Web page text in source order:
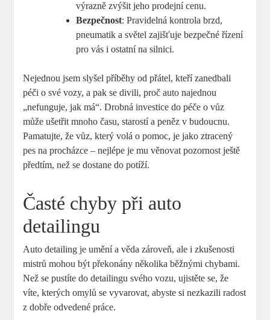
výrazně zvýšit jeho prodejní ⁣cenu.
Bezpečnost: Pravidelná kontrola⁤ brzd,
pneumatik a světel​ zajišťuje bezpečné ⁣řízení
pro vás i ostatní na silnici.
Nejednou‌ jsem slyšel příběhy od přátel,‍ kteří zanedbali
péči​ o své vozy, a ⁤pak se divili, proč auto najednou​
„nefunguje, jak⁢ má“.‌ Drobná investice do péče o vůz
může ušetřit⁢ mnoho času, starostí a peněz v budoucnu.
Pamatujte, že vůz, který ‍volá o pomoc, je jako ztracený
pes na ​procházce –⁤ nejlépe je mu věnovat pozornost ještě
‌předtím, ​než se dostane do potíží.
Časté chyby při auto
detailingu
Auto detailing je umění a věda ⁤zároveň, ale i zkušenosti
mistrů ⁢mohou být překonány několika běžnými chybami.
Než se pustíte do​ detailingu svého vozu, ujistěte se, že
víte, kterých omylů se vyvarovat, abyste si ⁢nezkazili radost
⁢z dobře odvedené práce.